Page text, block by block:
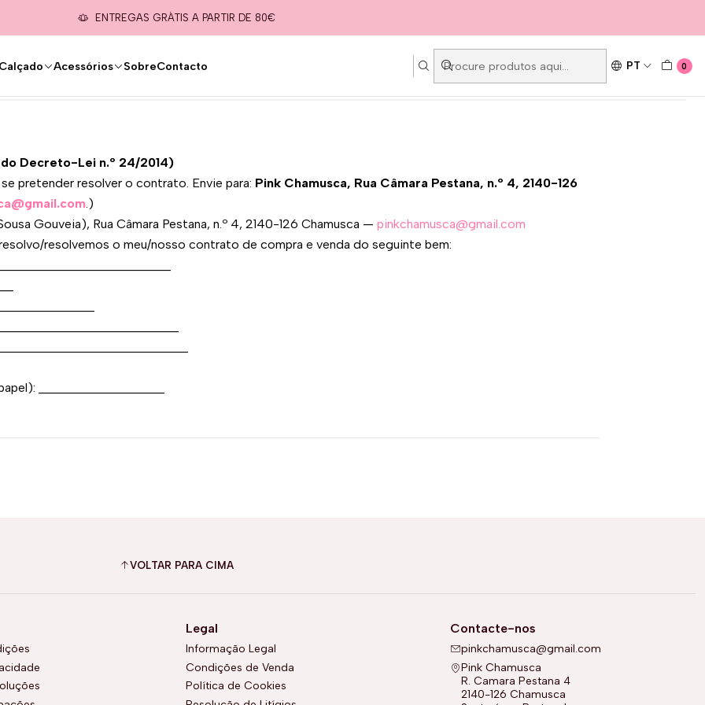
Acessórios SobreContacto PT 0
ENTREGAS GRÁTIS A PARTIR DE 80€
Formulários Formulário de Desistência (Anexo B do DL 24/2014)
(Anexo B do DL 24/2014)
Decreto-Lei n.º 24/2014)
pretender resolver o contrato. Envie para: Pink Chamusca, Rua Câmara Pestana, n.º 4, 2140-126
.)
Gouveia), Rua Câmara Pestana, n.º 4, 2140-126 Chamusca — pinkchamusca@gmail.com
resolvemos o meu/nosso contrato de compra e venda do seguinte bem:
____________________
VOLTAR PARA CIMA
Legal
Informação Legal
Condições de Venda
Política de Cookies
Contacte-nos
pinkchamusca@gmail.com
Pink Chamusca
R. Camara Pestana 4
2140-126 Chamusca